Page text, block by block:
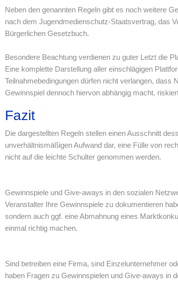
Neben den genannten Regeln gibt es noch weitere
nach dem Jugendmedienschutz-Staatsvertrag, das
Bürgerlichen Gesetzbuch.
Besondere Beachtung verdienen zu guter Letzt die
Eine komplette Darstellung aller einschlägigen
Teilnahmebedingungen dürfen nicht verlangen, dass
Gewinnspiel dennoch hiervon abhängig macht,
Fazit
Die dargestellten Regeln stellen einen Ausschnitt
unverhältnismäßigen Aufwand dar, eine Fülle von
nicht auf die leichte Schulter genommen werden.
Gewinnspiele und Give-aways in den sozialen
Veranstalter Ihre Gewinnspiele zu dokumentieren
sondern auch ggf. eine Abmahnung eines
einmal richtig machen.
Sind betreiben eine Firma, sind Einzelunternehmer
haben Fragen zu Gewinnspielen und Give-aways in